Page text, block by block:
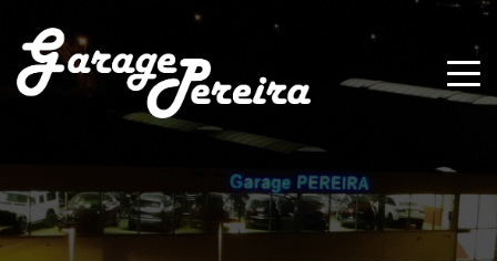
Paramètres avancés des cookies